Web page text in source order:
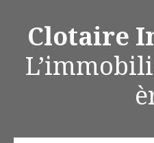
Clotaire